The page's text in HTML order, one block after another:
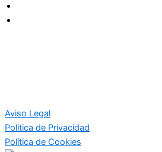
Aviso Legal
Politica de Privacidad
Política de Cookies